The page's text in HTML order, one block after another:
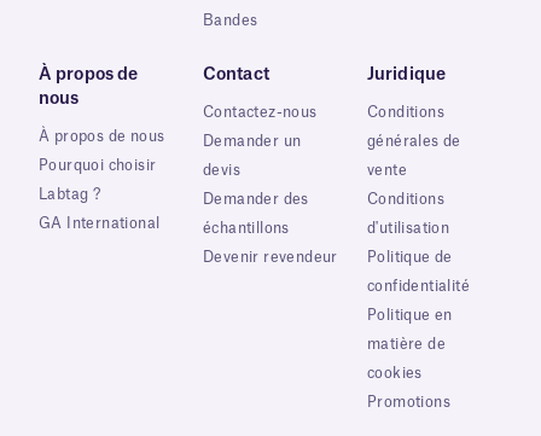
Bandes
À propos de
nous
À propos de nous
Pourquoi choisir
Labtag ?
GA International
Contact
Contactez-nous
Demander un
devis
Demander des
échantillons
Devenir revendeur
Juridique
Conditions
générales de
vente
Conditions
d'utilisation
Politique de
confidentialité
Politique en
matière de
cookies
Promotions